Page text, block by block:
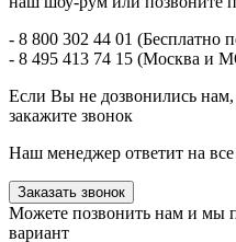
- 8 800 302 44 01 (Бесплатно
- 8 495 413 74 15 (Москва и
Если Вы не дозвонились
закажите звонок
Наш менеджер ответит на
Заказать звонок
Можете позвонить нам и мы
вариант